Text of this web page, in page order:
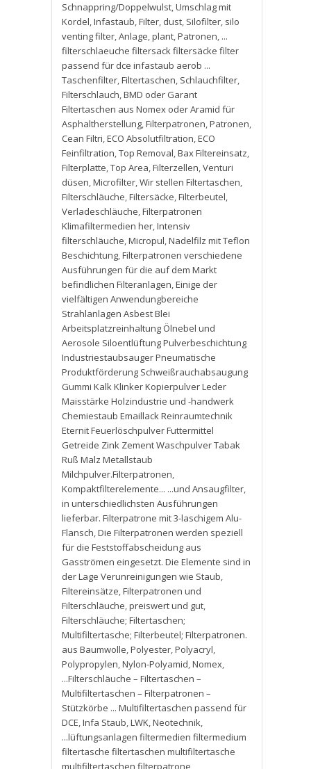
Schnappring/Doppelwulst,Umschlag mit
Kordel,Infastaub,Filter, dust, Silofilter, silo
venting filter,Anlage,plant,Patronen, ...
filterschlaeuche filtersack filtersäcke filter
passend für dce infastaub aerob ...
Taschenfilter,Filtertaschen, Schlauchfilter,
Filterschlauch,BMD oder Garant
Filtertaschen aus Nomex oder Aramid für
Asphaltherstellung,Filterpatronen,Patronen,
Cean Filtri,ECO Absolutfiltration,ECO
Feinfiltration,Top Removal,Bax Filtereinsatz,
Filterplatte,Top Area,Filterzellen,Venturi
düsen,Microfilter,Wir stellen Filtertaschen,
Filterschläuche,Filtersäcke,Filterbeutel,
Verladeschläuche,Filterpatronen
Klimafiltermedien her,Intensiv
filterschläuche,Micropul,Nadelfilz mit Teflon
Beschichtung,Filterpatronen verschiedene
Ausführungen für die auf dem Markt
befindlichen Filteranlagen,Einige der
vielfältigen Anwendungbereiche
Strahlanlagen Asbest Blei
Arbeitsplatzreinhaltung Ölnebel und
Aerosole Siloentlüftung Pulverbeschichtung
Industriestaubsauger Pneumatische
Produktförderung Schweißrauchabsaugung
Gummi Kalk Klinker Kopierpulver Leder
Maisstärke Holzindustrie und -handwerk
Chemiestaub Emaillack Reinraumtechnik
Eternit Feuerlöschpulver Futtermittel
Getreide Zink Zement Waschpulver Tabak
Ruß Malz Metallstaub
Milchpulver.Filterpatronen,
Kompaktfilterelemente... ...und Ansaugfilter,
in unterschiedlichsten Ausführungen
lieferbar. Filterpatrone mit 3-laschigem Alu-
Flansch,Die Filterpatronen werden speziell
für die Feststoffabscheidung aus
Gasströmen eingesetzt. Die Elemente sind in
der Lage Verunreinigungen wie Staub,
Filtereinsätze,Filterpatronen und
Filterschläuche,preiswert und gut,
Filterschläuche; Filtertaschen;
Multifiltertasche; Filterbeutel; Filterpatronen.
aus Baumwolle,Polyester,Polyacryl,
Polypropylen,Nylon-Polyamid,Nomex,
...Filterschläuche – Filtertaschen –
Multifiltertaschen – Filterpatronen –
Stützkörbe ... Multifiltertaschen passend für
DCE,Infa Staub,LWK,Neotechnik,
...lüftungsanlagen filtermedien filtermedium
filtertasche filtertaschen multifiltertasche
multifiltertaschen filterpatrone